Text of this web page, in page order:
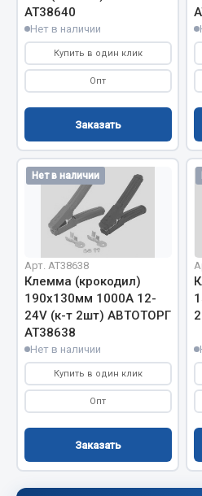
Система питания
Система выпуска газа
Система охлаждения
Показать ещё
Весь раздел
Запчасти SHAANXI
Система питания
Тормозная система
Колеса и шины
Система охлаждения
Подвеска
Кабина
Оперение кабины
Весь раздел
Запчасти FAW
АТ38640
Нет в наличии
Купить в один клик
Опт
Заказать
Нет в наличии
Арт. AT38638
Клемма (крокодил)
190х130мм 1000А 12-
24V (к-т 2шт) АВТОТОРГ
АТ38638
Нет в наличии
Купить в один клик
Опт
Заказать